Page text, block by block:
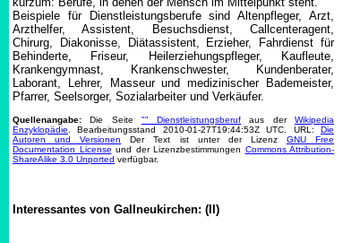
Beispiele für Dienstleistungsberufe sind Altenpfleger, Arzt,
Arzthelfer, Assistent, Besuchsdienst, Callcenteragent,
Chirurg, Diakonisse, Diätassistent, Erzieher, Fahrdienst für
Behinderte, Friseur, Heilerziehungspfleger, Kaufleute,
Krankengymnast, Krankenschwester, Kundenberater,
Laborant, Lehrer, Masseur und medizinischer Bademeister,
Pfarrer, Seelsorger, Sozialarbeiter und Verkäufer.
Quellenangabe:Die Seite "" Dienstleistungsberuf aus derWikipedia
Enzyklopädie . Bearbeitungsstand 2010-01-27T19:44:53Z UTC. URL: Die
Autoren und Versionen
Der Text ist unter der Lizenz GNU Free
Documentation License und der Lizenzbestimmungen Commons Attribution-
ShareAlike 3.0 Unported verfügbar.
Interessantes von Gallneukirchen: (II)